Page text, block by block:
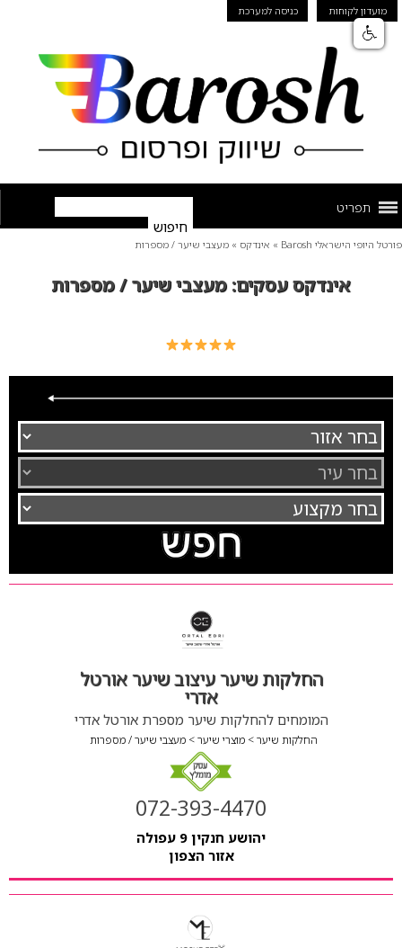
מועדון לקוחות כניסה למערכת
תפריט
פורטל היופי הישראלי Barosh » אינדקס » מעצבי שיער / מספרות
אינדקס עסקים: מעצבי שיער / מספרות
החלקות שיער עיצוב שיער אורטל
אדרי
המומחים להחלקות שיער מספרת אורטל אדרי
החלקות שיער מוצרי שיער מעצבי שיער / מספרות
072-393-4470
יהושע חנקין 9 עפולה
אזור הצפון